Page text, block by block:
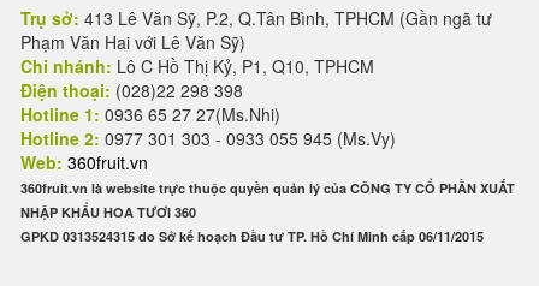
Trụ sở: 413 Lê Văn Sỹ, P.2, Q.Tân Bình, TPHCM (Gần ngã tư
Phạm Văn Hai với Lê Văn Sỹ)
Chi nhánh: Lô C Hồ Thị Kỷ, P1, Q10, TPHCM
Điện thoại: (028)22 298 398
Hotline 1: 0936 65 27 27(Ms.Nhi)
Hotline 2: 0977 301 303 - 0933 055 945 (Ms.Vy)
Web: 360fruit.vn
360fruit.vn là website trực thuộc quyền quản lý của CÔNG TY CỔ PHẦN XUẤT
NHẬP KHẨU HOA TƯƠI 360
GPKD 0313524315 do Sở kế hoạch Đầu tư TP. Hồ Chí Minh cấp 06/11/2015